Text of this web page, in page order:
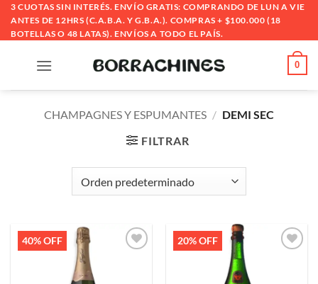
Saltar
contenido
3 CUOTAS SIN INTERÉS. ENVÍO GRATIS: COMPRANDO DE LUN A VIE
ANTES DE 12HRS (C.A.B.A. Y G.B.A.). COMPRAS + $100.000 (18
BOTELLAS O 48 LATAS). ENVÍOS A TODO EL PAÍS.
0
CHAMPAGNES Y ESPUMANTES / DEMI SEC
FILTRAR
40% OFF 20% OFF